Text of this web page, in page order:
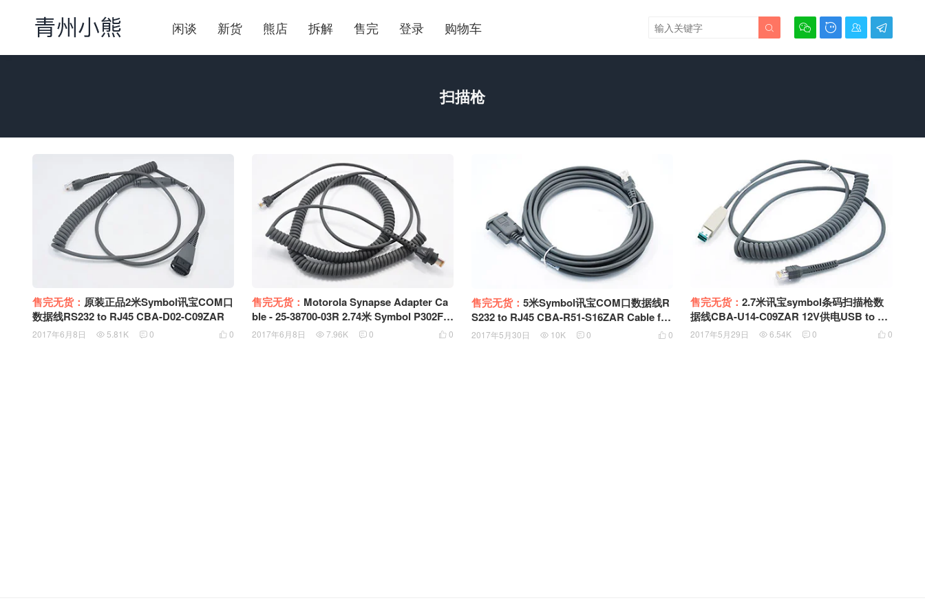
闲谈 新货 熊店 拆解 售完 登录 购物车    

扫描枪
售完无货： 原装正品2米Symbol讯宝COM口
数据线RS232 to RJ45 CBA-D02-C09ZAR
 0
2017年6月8日  5.81K  0
售完无货： Motorola Synapse Adapter Ca
ble - 25-38700-03R 2.74米 Symbol P302FZ
Y 网络口RJ45对电话线口RJ11
 0
2017年6月8日  7.96K  0
售完无货： 5米Symbol讯宝COM口数据线R
S232 to RJ45 CBA-R51-S16ZAR Cable for
Motorola MP6000 Scanner
 0
2017年5月30日  10K  0
售完无货：2.7米讯宝symbol条码扫描枪数
据线CBA-U14-C09ZAR 12V供电USB to RJ
45 10P10C Cable for Motorola Symbol Sc
 0
2017年5月29日  6.54K  0